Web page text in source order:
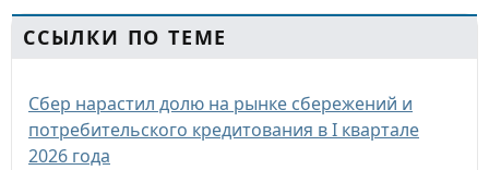
ССЫЛКИ ПО ТЕМЕ
Сбер нарастил долю на рынке сбережений и
потребительского кредитования в I квартале
2026 года